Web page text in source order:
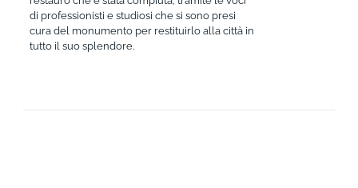
di professionisti e studiosi che si sono presi
cura del monumento per restituirlo alla città in
tutto il suo splendore.